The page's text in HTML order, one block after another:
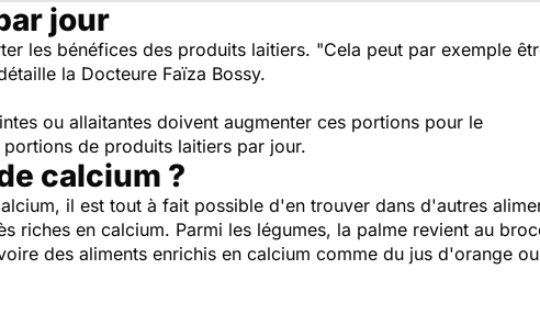
jour
les bénéfices des produits laitiers. "Cela peut par exemple
la Docteure Faïza Bossy.
ou allaitantes doivent augmenter ces portions pour le
de produits laitiers par jour.
calcium ?
il est tout à fait possible d'en trouver dans d'autres
riches en calcium. Parmi les légumes, la palme revient au
des aliments enrichis en calcium comme du jus d'orange